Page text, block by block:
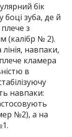
бік
боці зуба, де й
з
(калібр № 2).
навпаки,
кламера
в
навпаки:
№2), а на